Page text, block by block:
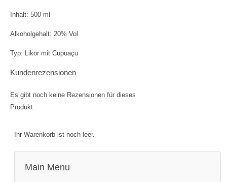
Inhalt: 500 ml
Alkoholgehalt: 20% Vol
Typ: Likör mit Cupuaçu
Kundenrezensionen
Es gibt noch keine Rezensionen für dieses
Produkt.
Ihr Warenkorb ist noch leer.
Main Menu